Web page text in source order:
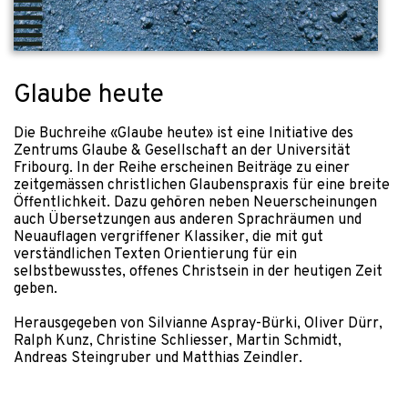
Glaube heute
Die Buchreihe «Glaube heute» ist eine Initiative des
Zentrums Glaube & Gesellschaft an der Universität
Fribourg. In der Reihe erscheinen Beiträge zu einer
zeitgemässen christlichen Glaubenspraxis für eine breite
Öffentlichkeit. Dazu gehören neben Neuerscheinungen
auch Übersetzungen aus anderen Sprachräumen und
Neuauflagen vergriffener Klassiker, die mit gut
verständlichen Texten Orientierung für ein
selbstbewusstes, offenes Christsein in der heutigen Zeit
geben.
Herausgegeben von Silvianne Aspray-Bürki, Oliver Dürr,
Ralph Kunz, Christine Schliesser, Martin Schmidt,
Andreas Steingruber und Matthias Zeindler.